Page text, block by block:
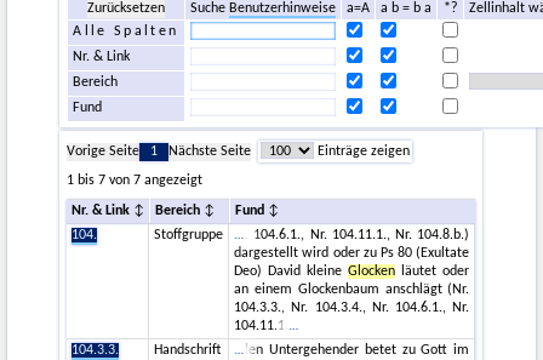
Zurücksetzen SucheBenutzerhinweise a=A a b = b a *?
Zellinhalt
Alle Spalten
Nr. & Link
Bereich
Fund
Vorige Seite 1 Nächste Seite
Einträge zeigen
1 bis 7 von 7 angezeigt
Nr. & Link Bereich
Fund
104.
Stoffgruppe
. 104.6.1., Nr. 104.11.1., Nr. 104.8.b.)
dargestellt wird oder zu Ps 80 (Exultate
Deo) David kleineGlocken läutet oder
an einem Glockenbaum anschlägt (Nr.
104.3.3., Nr. 104.3.4., Nr. 104.6.1., Nr.
104.11.1.
104.3.3.
Handschrift
len Untergehender betet zu Gott im